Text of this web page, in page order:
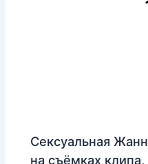
Сексуальная
на съёмках